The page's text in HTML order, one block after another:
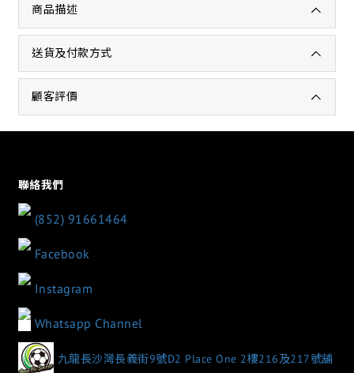
商品描述
送貨及付款方式
顧客評價
聯絡我們
(852) 91661464
Facebook
Instagram
Whatsapp Channel
九龍長沙灣長義街9號D2 Place One 2樓216及217號舖